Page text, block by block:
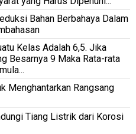
Bahan Berbahaya Dalam
Kelas Adalah 6,5. Jika
Besarnya 9 Maka Rata-rata
Menghantarkan Rangsang
Tiang Listrik dari Korosi